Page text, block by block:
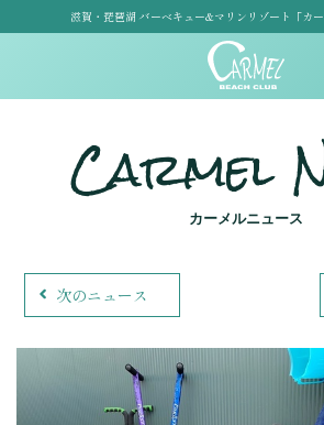
滋賀・琵琶湖 バーベキュー&マリンリゾート「カー
Carmel
カーメルニュース
次のニュース